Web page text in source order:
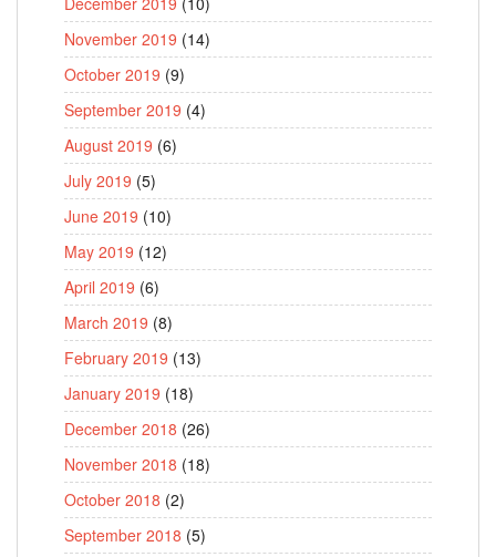
November 2019 (14)
October 2019 (9)
September 2019 (4)
August 2019 (6)
July 2019 (5)
June 2019 (10)
May 2019 (12)
April 2019 (6)
March 2019 (8)
February 2019 (13)
January 2019 (18)
December 2018 (26)
November 2018 (18)
October 2018 (2)
September 2018 (5)